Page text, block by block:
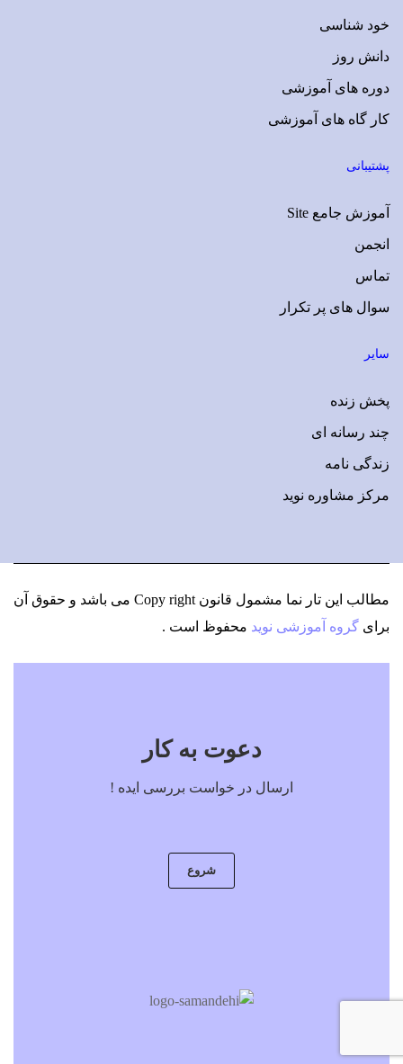
خود شناسی
دانش روز
دوره های آموزشی
کار گاه های آموزشی
پشتیبانی
آموزش جامع Site
انجمن
تماس
سوال های پر تکرار
سایر
پخش زنده
چند رسانه ای
زندگی نامه
مرکز مشاوره نوید
مطالب این تار نما مشمول قانون Copy right می باشد
و حقوق آن
برای گروه آموزشی نوید محفوظ است .
دعوت به کار
ارسال در خواست بررسی ایده !
شروع